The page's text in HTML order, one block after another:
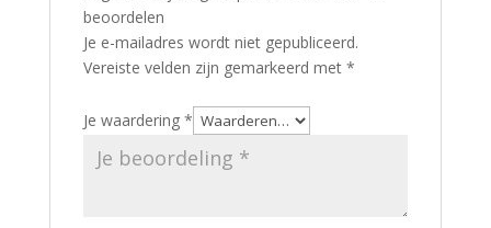
beoordelen
Je e-mailadres wordt niet gepubliceerd.
Vereiste velden zijn gemarkeerd met *
Je waardering *